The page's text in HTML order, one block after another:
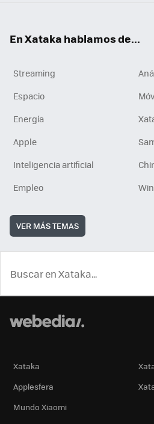
En Xataka hablamos de...
Streaming
Espacio
Energía
Apple
Inteligencia artificial
Empleo
VER MÁS TEMAS
Xataka
Applesfera
Mundo Xiaomi